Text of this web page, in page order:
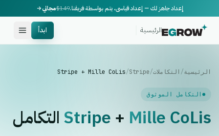
إعداد جاهز لك — إعداد قياسي، يتم بواسطة فريقنا.$149مجاني
الرئيسية ابدأ
الرئيسية/ التكاملات/
Stripe
/
Stripe + Mille CoLis
التكامل الموثوق
Stripe + Mille CoLis التكامل